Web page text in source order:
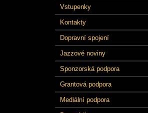
Vstupenky
Kontakty
Dopravní spojení
Jazzové noviny
Sponzorská podpora
Grantová podpora
Mediální podpora